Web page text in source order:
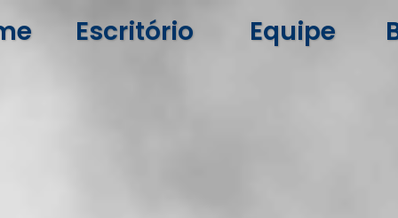
Escritório Equipe